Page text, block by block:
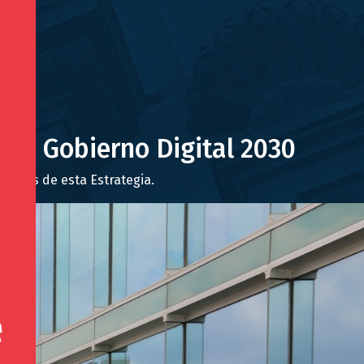
Gobierno Digital 2030
ejes de esta Estrategia.